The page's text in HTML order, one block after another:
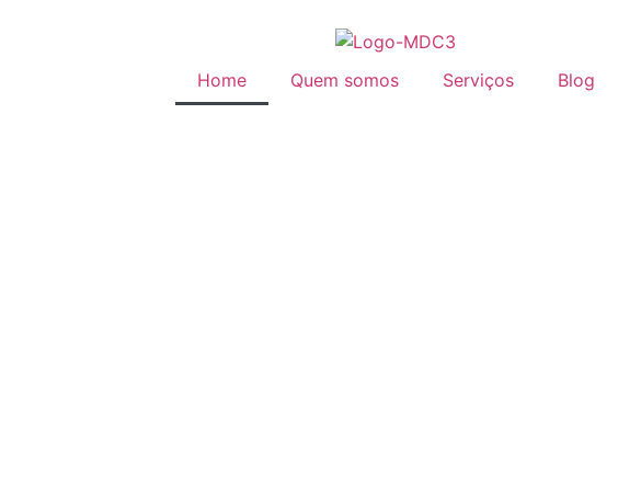
Home Quem somos Serviços Blog